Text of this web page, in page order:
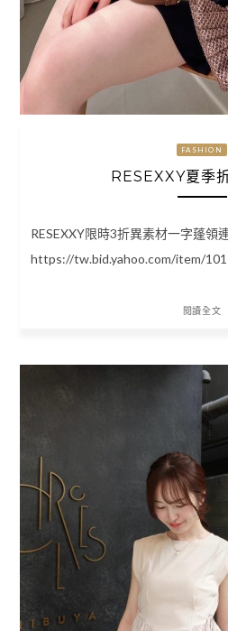
FASHION
RESEXXY夏季
RESEXXY限時3折異素材一字蓬領
https://tw.bid.yahoo.com/item/
閱讀全文